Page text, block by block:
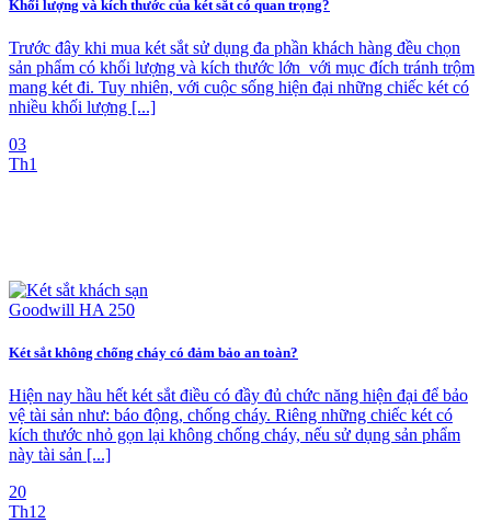
Khối lượng và kích thước của két sắt có quan trọng?
Trước đây khi mua két sắt sử dụng đa phần khách hàng đều chọn
sản phẩm có khối lượng và kích thước lớn với mục đích tránh trộm
mang két đi. Tuy nhiên, với cuộc sống hiện đại những chiếc két có
nhiều khối lượng [...]
03
Th1
Két sắt không chống cháy có đảm bảo an toàn?
Hiện nay hầu hết két sắt điều có đầy đủ chức năng hiện đại để bảo
vệ tài sản như: báo động, chống cháy. Riêng những chiếc két có
kích thước nhỏ gọn lại không chống cháy, nếu sử dụng sản phẩm
này tài sản [...]
20
Th12